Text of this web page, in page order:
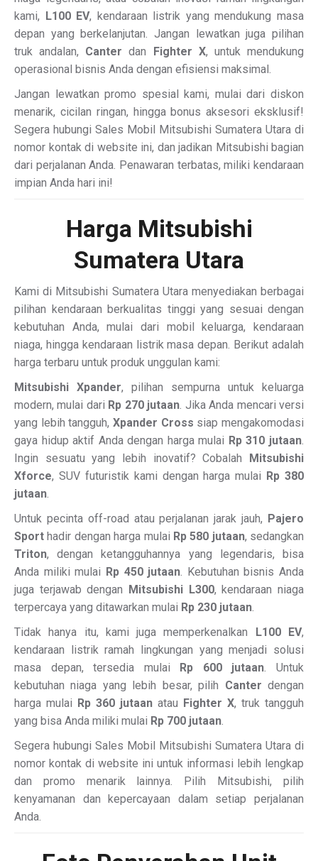
kami, L100 EV, kendaraan listrik yang mendukung masa
depan yang berkelanjutan. Jangan lewatkan juga pilihan
truk andalan, Canter dan Fighter X, untuk mendukung
operasional bisnis Anda dengan efisiensi maksimal.
Jangan lewatkan promo spesial kami, mulai dari diskon
menarik, cicilan ringan, hingga bonus aksesori eksklusif!
Segera hubungi Sales Mobil Mitsubishi Sumatera Utara di
nomor kontak di website ini, dan jadikan Mitsubishi bagian
dari perjalanan Anda. Penawaran terbatas, miliki kendaraan
impian Anda hari ini!
Harga Mitsubishi
Sumatera Utara
Kami di Mitsubishi Sumatera Utara menyediakan berbagai
pilihan kendaraan berkualitas tinggi yang sesuai dengan
kebutuhan Anda, mulai dari mobil keluarga, kendaraan
niaga, hingga kendaraan listrik masa depan. Berikut adalah
harga terbaru untuk produk unggulan kami:
Mitsubishi Xpander, pilihan sempurna untuk keluarga
modern, mulai dari Rp 270 jutaan. Jika Anda mencari versi
yang lebih tangguh, Xpander Cross siap mengakomodasi
gaya hidup aktif Anda dengan harga mulai Rp 310 jutaan.
Ingin sesuatu yang lebih inovatif? Cobalah Mitsubishi
Xforce, SUV futuristik kami dengan harga mulai Rp 380
jutaan.
Untuk pecinta off-road atau perjalanan jarak jauh, Pajero
Sport hadir dengan harga mulai Rp 580 jutaan, sedangkan
Triton, dengan ketangguhannya yang legendaris, bisa
Anda miliki mulai Rp 450 jutaan. Kebutuhan bisnis Anda
juga terjawab dengan Mitsubishi L300, kendaraan niaga
terpercaya yang ditawarkan mulai Rp 230 jutaan.
Tidak hanya itu, kami juga memperkenalkan L100 EV,
kendaraan listrik ramah lingkungan yang menjadi solusi
masa depan, tersedia mulai Rp 600 jutaan. Untuk
kebutuhan niaga yang lebih besar, pilih Canter dengan
harga mulai Rp 360 jutaan atau Fighter X, truk tangguh
yang bisa Anda miliki mulai Rp 700 jutaan.
Segera hubungi Sales Mobil Mitsubishi Sumatera Utara di
nomor kontak di website ini untuk informasi lebih lengkap
dan promo menarik lainnya. Pilih Mitsubishi, pilih
kenyamanan dan kepercayaan dalam setiap perjalanan
Anda.